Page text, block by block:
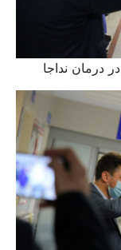
درمان نداجا